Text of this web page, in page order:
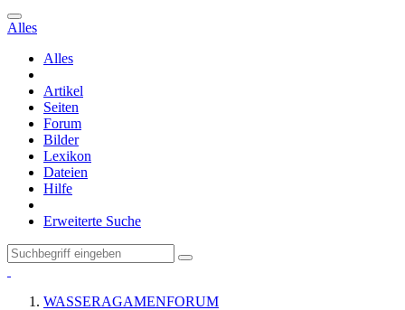
Alles
Alles
Artikel
Seiten
Forum
Bilder
Lexikon
Dateien
Hilfe
Erweiterte Suche
WASSERAGAMENFORUM